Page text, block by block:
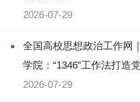
2026-07-29
全国高校思想政治工作网
学院：“1346”工作法打造
2026-07-29